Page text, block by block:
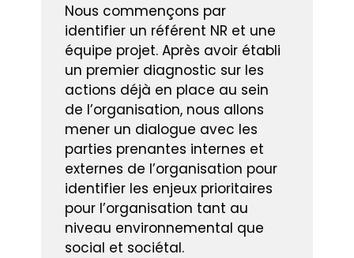
Nous commençons par
identifier un référent NR et une
équipe projet. Après avoir établi
un premier diagnostic sur les
actions déjà en place au sein
de l’organisation, nous allons
mener un dialogue avec les
parties prenantes internes et
externes de l’organisation pour
identifier les enjeux prioritaires
pour l’organisation tant au
niveau environnemental que
social et sociétal.